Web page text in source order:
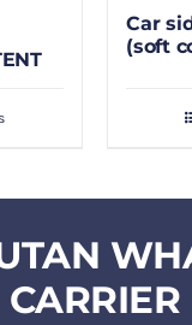
Car
(soft
CARRIER